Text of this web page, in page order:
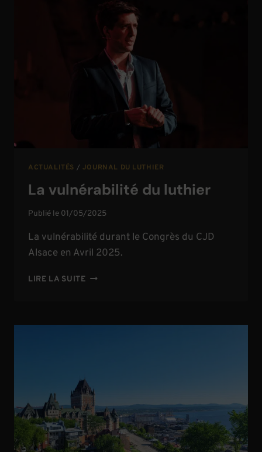
LUTHERIE
ACTUALITÉS / JOURNAL DU LUTHIER
La vulnérabilité du luthier
Publié le 01/05/2025
La vulnérabilité durant le Congrès du CJD
Alsace en Avril 2025.
LIRE LA SUITELA